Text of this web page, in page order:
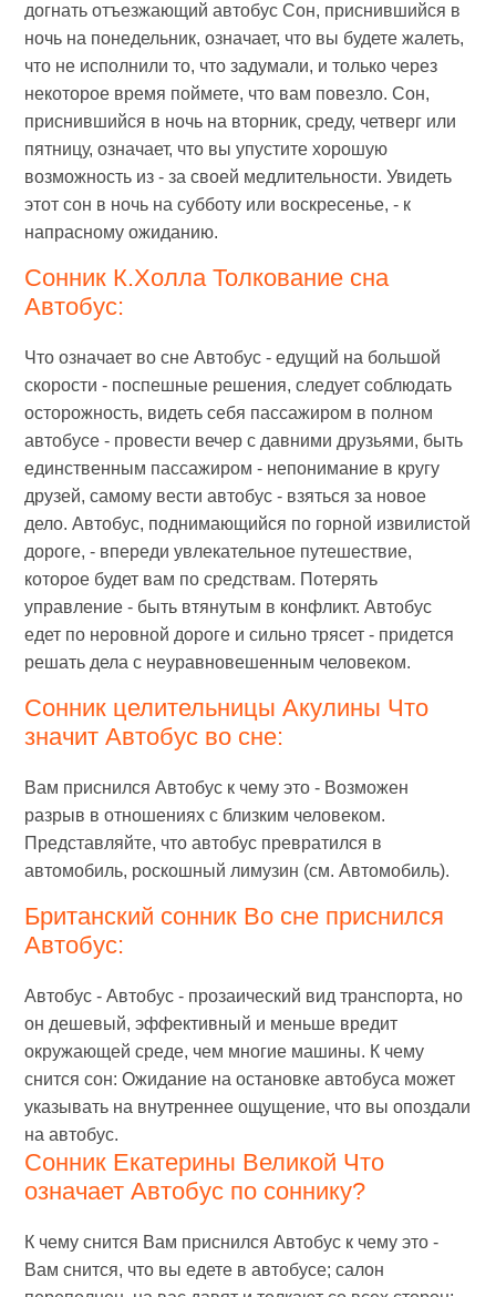
догнать отъезжающий автобус Сон, приснившийся в
ночь на понедельник, означает, что вы будете жалеть,
что не исполнили то, что задумали, и только через
некоторое время поймете, что вам повезло. Сон,
приснившийся в ночь на вторник, среду, четверг или
пятницу, означает, что вы упустите хорошую
возможность из - за своей медлительности. Увидеть
этот сон в ночь на субботу или воскресенье, - к
напрасному ожиданию.
Сонник К.Холла Толкование сна
Автобус:
Что означает во сне Автобус - едущий на большой
скорости - поспешные решения, следует соблюдать
осторожность, видеть себя пассажиром в полном
автобусе - провести вечер с давними друзьями, быть
единственным пассажиром - непонимание в кругу
друзей, самому вести автобус - взяться за новое
дело. Автобус, поднимающийся по горной извилистой
дороге, - впереди увлекательное путешествие,
которое будет вам по средствам. Потерять
управление - быть втянутым в конфликт. Автобус
едет по неровной дороге и сильно трясет - придется
решать дела с неуравновешенным человеком.
Сонник целительницы Акулины Что
значит Автобус во сне:
Вам приснился Автобус к чему это - Возможен
разрыв в отношениях с близким человеком.
Представляйте, что автобус превратился в
автомобиль, роскошный лимузин (см. Автомобиль).
Британский сонник Во сне приснился
Автобус:
Автобус - Автобус - прозаический вид транспорта, но
он дешевый, эффективный и меньше вредит
окружающей среде, чем многие машины. К чему
снится сон: Ожидание на остановке автобуса может
указывать на внутреннее ощущение, что вы опоздали
на автобус.
Сонник Екатерины Великой Что
означает Автобус по соннику?
К чему снится Вам приснился Автобус к чему это -
Вам снится, что вы едете в автобусе; салон